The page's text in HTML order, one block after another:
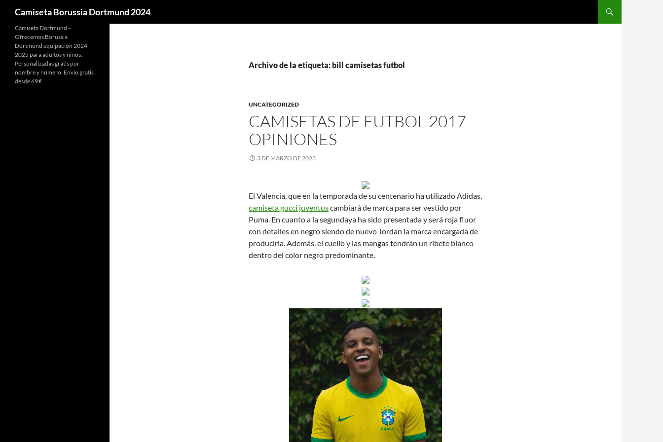
Camiseta Borussia Dortmund 2024
Archivo de la etiqueta: bill camisetas futbol
UNCATEGORIZED
CAMISETAS DE FUTBOL 2017
OPINIONES
3 DE MARZO DE 2023
El Valencia, que en la temporada de su centenario ha utilizado Adidas,
camiseta gucci juventuscambiará de marca para ser vestido por
Puma. En cuanto a la segundaya ha sido presentada y será roja fluor
con detalles en negro siendo de nuevo Jordan la marca encargada de
producirla. Además, el cuello y las mangas tendrán un ribete blanco
dentro del color negro predominante.
Camiseta Dortmund –
Ofrecemos Borussia
Dortmund equipación 2024
2025 para adultos y niños.
Personalizadas gratis por
nombre y número. Envío gratis
desde 69 €.